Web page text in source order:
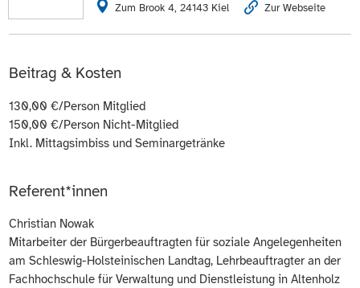
Zum Brook 4, 24143 Kiel Zur Webseite
Beitrag & Kosten
130,00 €/Person Mitglied
150,00 €/Person Nicht-Mitglied
Inkl. Mittagsimbiss und Seminargetränke
Referent*innen
Christian Nowak
Mitarbeiter der Bürgerbeauftragten für soziale Angelegenheiten
am Schleswig-Holsteinischen Landtag, Lehrbeauftragter an der
Fachhochschule für Verwaltung und Dienstleistung in Altenholz